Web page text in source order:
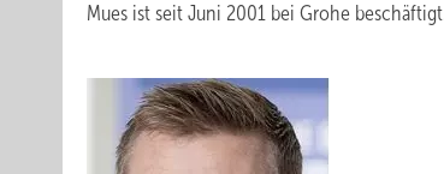
Mues ist seit Juni 2001 bei Grohe